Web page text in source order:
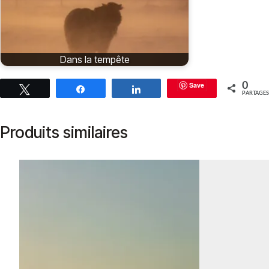
Dans la tempête
Partagez Save 0
PARTAGES
Produits similaires